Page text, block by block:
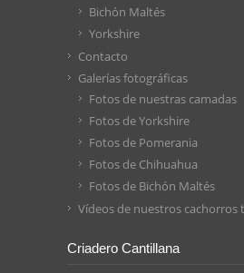
Bichón Maltés
Yorkshire
Contacto
Galerías fotográficas
Fotos de nuestras camadas
Fotos de Yorkshire
Fotos de Pomerania
Fotos de Chihuahua
Fotos de Bichón Maltés
Vídeos de nuestros cachorros
Criadero Cantillana